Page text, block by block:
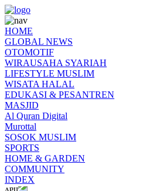
HOME
GLOBAL NEWS
OTOMOTIF
WIRAUSAHA SYARIAH
LIFESTYLE MUSLIM
WISATA HALAL
EDUKASI & PESANTREN
MASJID
Al Quran Digital
Murottal
SOSOK MUSLIM
SPORTS
HOME & GARDEN
COMMUNITY
INDEX